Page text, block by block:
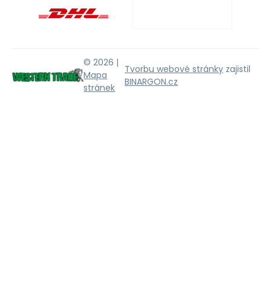
© 2026 |
Mapa
stránek
Tvorbu webové stránky zajistil
BINARGON.cz